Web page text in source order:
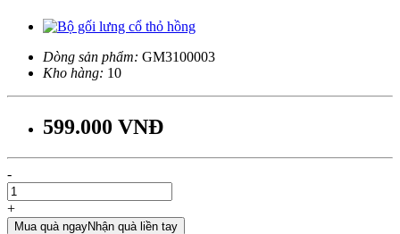
Dòng sản phẩm: GM3100003
Kho hàng: 10
599.000 VNĐ
-
+
Mua quà ngayNhận quà liền tay